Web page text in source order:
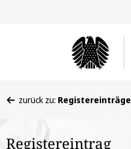
befinden
hier:
zurück zu: Registereinträge
Registereintrag